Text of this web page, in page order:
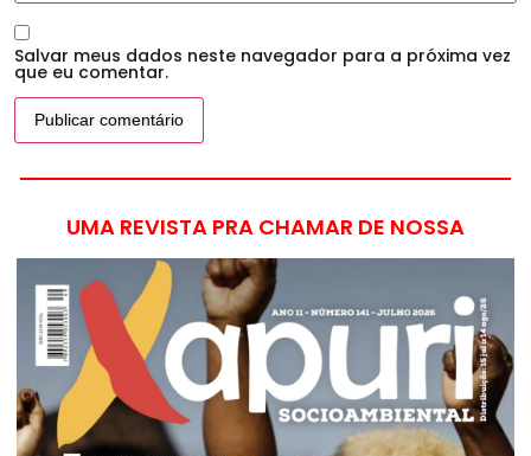
Salvar meus dados neste navegador para a próxima vez
que eu comentar.
UMA REVISTA PRA CHAMAR DE NOSSA